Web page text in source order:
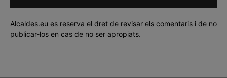
Alcaldes.eu es reserva el dret de revisar els comentaris i de no
publicar-los en cas de no ser apropiats.